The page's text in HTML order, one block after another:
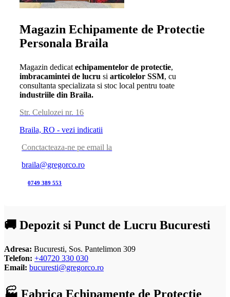
Magazin Echipamente de Protectie
Personala Braila
Magazin dedicatechipamentelor de protectie,
imbracamintei de lucru siarticolelor SSM, cu
consultanta specializata si stoc local pentru toate
industriile din Braila.
Str. Celulozei nr. 16
Braila, RO - vezi indicatii
Conctacteaza-ne pe email la
braila@gregorco.ro
0749 389 553
🚚 Depozit si Punct de Lucru Bucuresti
Adresa: Bucuresti, Sos. Pantelimon 309
Telefon: +40720 330 030
Email: bucuresti@gregorco.ro
🏭 Fabrica Echipamente de Protectie